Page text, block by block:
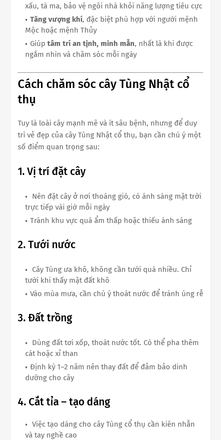
xấu, tà ma, bảo vệ ngôi nhà khỏi năng lượng tiêu cực
Tăng vượng khí, đặc biệt phù hợp với người mệnh
Mộc hoặc mệnh Thủy
Giúp tâm trí an tịnh, minh mẫn, nhất là khi được
ngắm nhìn và chăm sóc mỗi ngày
Cách chăm sóc cây Tùng Nhật cổ
thụ
Tuy là loài cây mạnh mẽ và ít sâu bệnh, nhưng để duy
trì vẻ đẹp của cây Tùng Nhật cổ thụ, bạn cần chú ý một
số điểm quan trọng sau:
1. Vị trí đặt cây
Nên đặt cây ở nơi thoáng gió, có ánh sáng mặt trời
trực tiếp vài giờ mỗi ngày
Tránh khu vực quá ẩm thấp hoặc thiếu ánh sáng
2. Tưới nước
Cây Tùng ưa khô, không cần tưới quá nhiều. Chỉ
tưới khi thấy mặt đất khô
Vào mùa mưa, cần chú ý thoát nước để tránh úng rễ
3. Đất trồng
Dùng đất tơi xốp, thoát nước tốt. Có thể pha thêm
cát hoặc xỉ than
Định kỳ 1–2 năm nên thay đất để đảm bảo dinh
dưỡng cho cây
4. Cắt tỉa – tạo dáng
Việc tạo dáng cho cây Tùng cổ thụ cần kiên nhẫn
và tay nghề cao